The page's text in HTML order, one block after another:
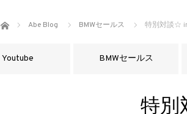
ホーム Abe Blog BMWセールス 特別対談☆
Youtube BMWセールス
特別